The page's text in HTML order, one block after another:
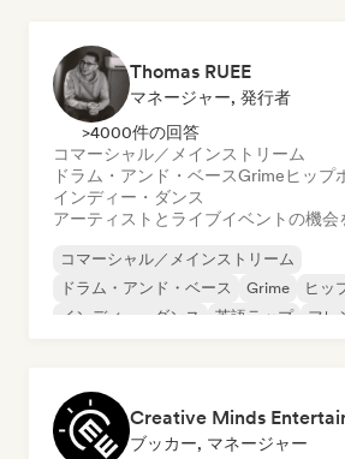
Thomas RUEE
マネージャー, 発行者
>4000件の回答
コマーシャル／メインストリーム
ドラム・アンド・ベースGrimeヒップ
インディー・ダンス
アーティストとライブイベントの機会
コマーシャル／メインストリーム
ドラム・アンド・ベース
Grime
ヒッ
インディー・ダンス
英語ラップ
フレ
Creative Minds
ブッカー, マネージャー